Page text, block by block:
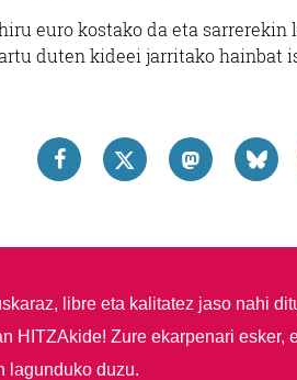
euro kostako da eta
duten kideei jarritako hainbat
libre eta kalitatez jaso nahi
HITZAkide! Zure ekarpenari esker,
lagunduko duzu.